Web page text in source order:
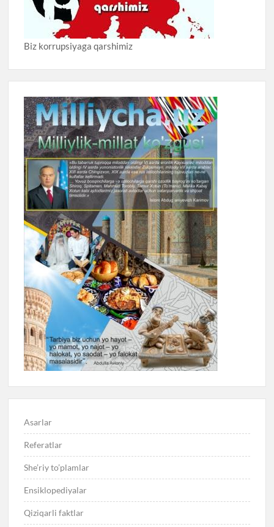
Biz korrupsiyaga qarshimiz
Asarlar
Referatlar
She’riy to’plamlar
Ensiklopediyalar
Qiziqarli faktlar